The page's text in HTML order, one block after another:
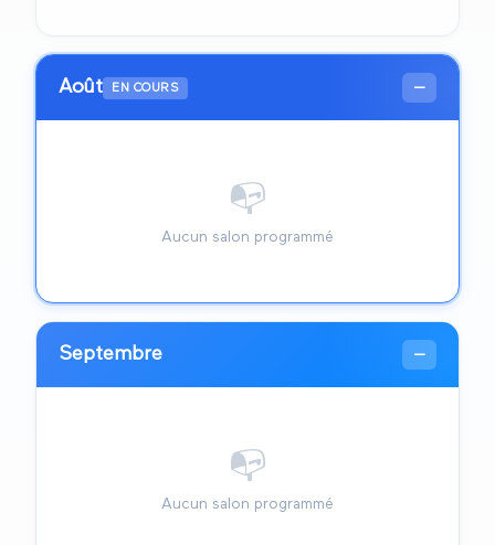
Août EN COURS —
📭
Aucun salon programmé
Septembre —
📭
Aucun salon programmé